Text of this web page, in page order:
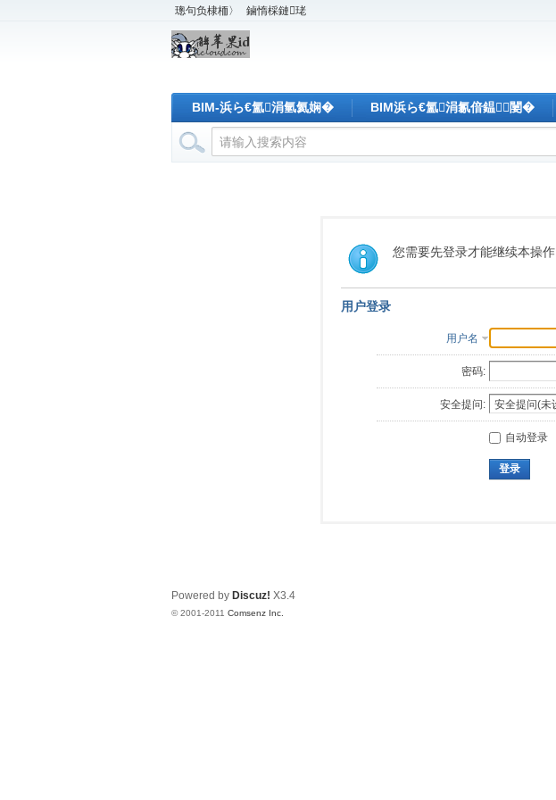
璁句负棣栭〉 鏀惰棌鏈珯
BIM-浜ら€氳涓氫氦娴� BIM浜ら€氳涓氱偣鎾闄�
您需要先登录才能继续本操作
用户登录
用户名
密码:
安全提问:
自动登录
登录
Powered by Discuz! X3.4
© 2001-2011 Comsenz Inc.